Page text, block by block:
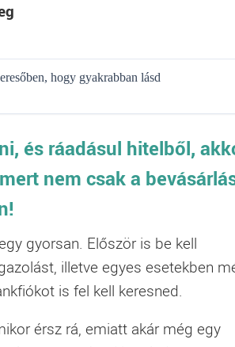
hogy gyakrabban lásd
és ráadásul hitelből,
nem csak a
gyorsan. Először is be kell
illetve egyes esetekben
is fel kell keresned.
érsz rá, emiatt akár még egy